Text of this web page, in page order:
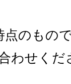
のもの
わせくだ